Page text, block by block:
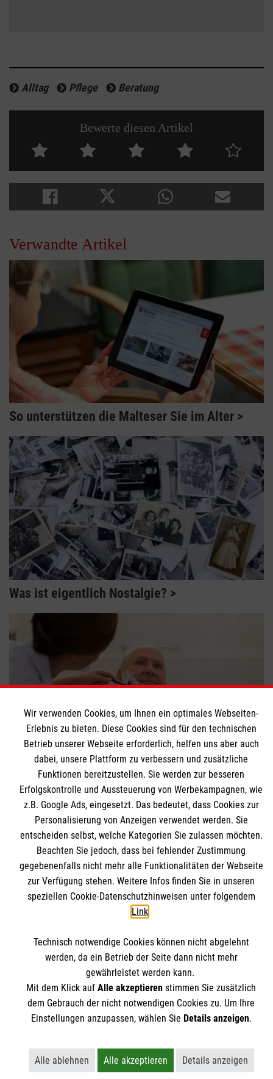
Alltag Pflege Beratung
Bewerte diesen Artikel
Verwandte Artikel
So unterstützen die Malteser Sie im Alter
Was ist eigentlich Nostalgie?
Wie Körperpflege im hohen Alter funktioniert
Themenübersicht Über dieses Magazin
Kontakt Impressum
Datenschutz Malteser.de
Wir verwenden Cookies, um Ihnen ein optimales Webseiten-
Erlebnis zu bieten. Diese Cookies sind für den technischen
Betrieb unserer Webseite erforderlich, helfen uns aber auch
dabei, unsere Plattform zu verbessern und zusätzliche
Funktionen bereitzustellen. Sie werden zur besseren
Erfolgskontrolle und Aussteuerung von Werbekampagnen, wie
z.B. Google Ads, eingesetzt. Das bedeutet, dass Cookies zur
Personalisierung von Anzeigen verwendet werden. Sie
entscheiden selbst, welche Kategorien Sie zulassen möchten.
Beachten Sie jedoch, dass bei fehlender Zustimmung
gegebenenfalls nicht mehr alle Funktionalitäten der Webseite
zur Verfügung stehen. Weitere Infos finden Sie in unseren
speziellen Cookie-Datenschutzhinweisen unter folgendem
Link
Technisch notwendige Cookies können nicht abgelehnt
werden, da ein Betrieb der Seite dann nicht mehr
gewährleistet werden kann.
Mit dem Klick auf Alle akzeptieren stimmen Sie zusätzlich
dem Gebrauch der nicht notwendigen Cookies zu. Um Ihre
Einstellungen anzupassen, wählen Sie Details anzeigen.
Alle ablehnen
Lehnt alle nicht-essentiellen Cookies ab
Alle akzeptieren
Akzeptiert alle Cookies
Details anzeigen
Öffnet